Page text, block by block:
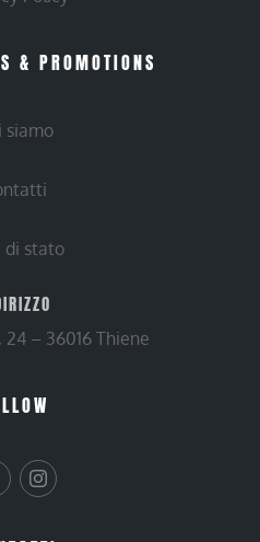
& PROMOTIONS
siamo
di stato
– 36016 Thiene